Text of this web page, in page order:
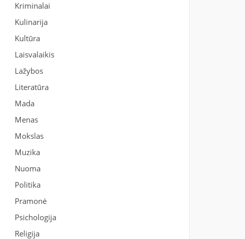
Kriminalai
Kulinarija
Kultūra
Laisvalaikis
Lažybos
Literatūra
Mada
Menas
Mokslas
Muzika
Nuoma
Politika
Pramonė
Psichologija
Religija